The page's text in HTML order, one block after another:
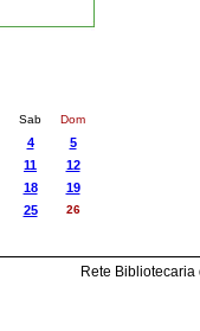
Sab Dom
4
5
11
12
18
19
25
26
Rete